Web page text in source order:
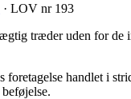
· LOV nr 193
træder uden for de
handlet i